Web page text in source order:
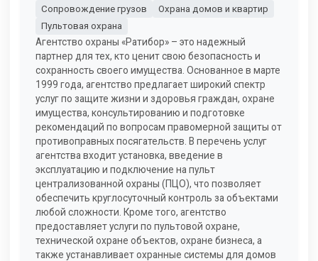
Сопровождение грузов
Охрана домов и квартир
Пультовая охрана
Агентство охраны «Ратибор» – это надежный
партнер для тех, кто ценит свою безопасность и
сохранность своего имущества. Основанное в марте
1999 года, агентство предлагает широкий спектр
услуг по защите жизни и здоровья граждан, охране
имущества, консультированию и подготовке
рекомендаций по вопросам правомерной защиты от
противоправных посягательств. В перечень услуг
агентства входит установка, введение в
эксплуатацию и подключение на пульт
централизованной охраны (ПЦО), что позволяет
обеспечить круглосуточный контроль за объектами
любой сложности. Кроме того, агентство
предоставляет услуги по пультовой охране,
технической охране объектов, охране бизнеса, а
также устанавливает охранные системы для домов